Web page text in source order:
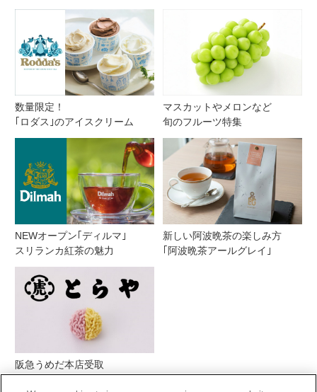
数量限定！
｢ロダス｣のアイスクリーム
マスカットやメロンなど
旬のフルーツ特集
NEWオープン｢ディルマ｣
スリランカ紅茶の魅力
新しい阿波晩茶の楽しみ方
｢阿波晩茶アールグレイ｣
阪急うめだ本店受取